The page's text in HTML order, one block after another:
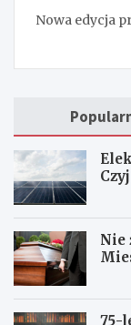
Nowa edycja
Nie
75-